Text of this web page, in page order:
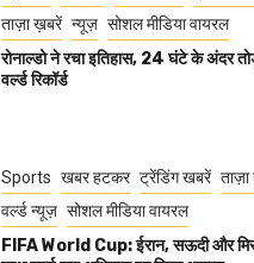
ताज़ा ख़बरें न्यूज़ सोशल मीडिया वायरल
रोनाल्डो ने रचा इतिहास, 24 घंटे के अंदर
वर्ल्ड रिकॉर्ड
Sports खबर हटकर ट्रेंडिंग खबरें
वर्ल्ड न्यूज़ सोशल मीडिया वायरल
FIFA World Cup: ईरान, सऊदी और